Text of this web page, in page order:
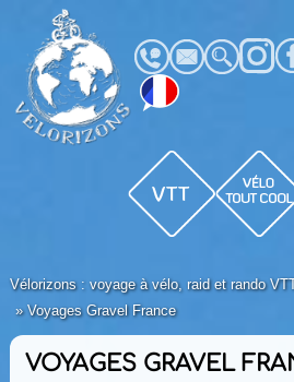
Vélorizons : voyage à vélo, raid et rando
Voyages Gravel France
VOYAGES GRAVEL